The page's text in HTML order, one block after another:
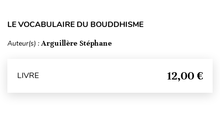
LE VOCABULAIRE DU BOUDDHISME
Auteur(s) :Arguillère Stéphane
LIVRE 12,00 €